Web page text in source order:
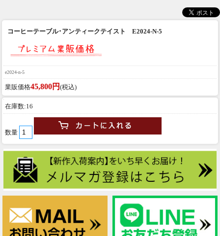
コーヒーテーブル･アンティークテイスト E2024-N-5
e2024-n-5
業販価格45,800円 (税込)
在庫数:16
数量